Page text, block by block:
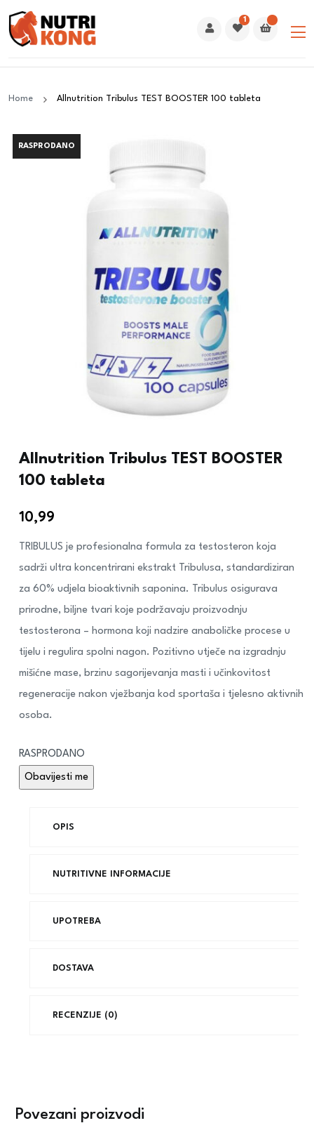
1
Home Allnutrition Tribulus TEST BOOSTER 100 tableta
RASPRODANO
Allnutrition Tribulus TEST BOOSTER
100 tableta
10,99
TRIBULUS je profesionalna formula za testosteron koja
sadrži ultra koncentrirani ekstrakt Tribulusa, standardiziran
za 60% udjela bioaktivnih saponina. Tribulus osigurava
prirodne, biljne tvari koje podržavaju proizvodnju
testosterona – hormona koji nadzire anaboličke procese u
tijelu i regulira spolni nagon. Pozitivno utječe na izgradnju
mišićne mase, brzinu sagorijevanja masti i učinkovitost
regeneracije nakon vježbanja kod sportaša i tjelesno aktivnih
osoba.
RASPRODANO
OPIS
NUTRITIVNE INFORMACIJE
UPOTREBA
DOSTAVA
RECENZIJE (0)
Povezani proizvodi